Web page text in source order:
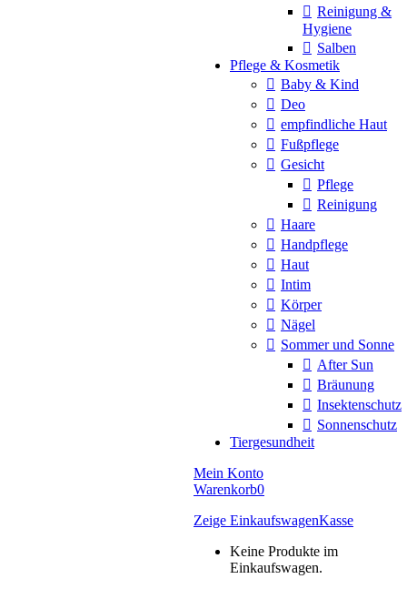
Reinigung &
Hygiene
Salben
Pflege & Kosmetik
Baby & Kind
Deo
empfindliche Haut
Fußpflege
Gesicht
Pflege
Reinigung
Haare
Handpflege
Haut
Intim
Körper
Nägel
Sommer und Sonne
After Sun
Bräunung
Insektenschutz
Sonnenschutz
Tiergesundheit
Mein Konto
Warenkorb0
Zeige EinkaufswagenKasse
Keine Produkte im
Einkaufswagen.